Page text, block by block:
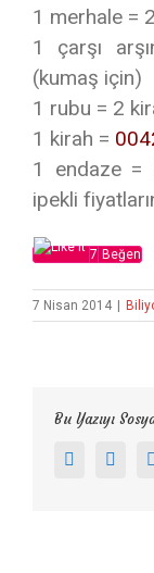
1 merhale =
1 çarşı
(kumaş için)
1 rubu = 2
1 kirah =
1 endaze =
ipekli
7 Beğen
7 Nisan 2014
Bu Yazıyı
FacebookTwitter